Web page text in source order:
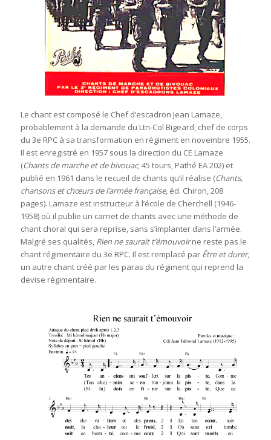
Le chant est composé le Chef d’escadron Jean Lamaze,
probablement à la demande du Ltn-Col Bigeard, chef de corps
du 3e RPC à sa transformation en régiment en novembre 1955.
Il est enregistré en 1957 sous la direction du CE Lamaze
(Chants de marche et de bivouac, 45 tours, Pathé EA 202) et
publié en 1961 dans le recueil de chants qu’il réalise (Chants,
chansons et chœurs de l’armée française, éd. Chiron, 208
pages). Lamaze est instructeur à l’école de Cherchell (1946-
1958) où il publie un carnet de chants avec une méthode de
chant choral qui sera reprise, sans s’implanter dans l’armée.
Malgré ses qualités, Rien ne saurait t’émouvoirne reste pas le
chant régimentaire du 3e RPC. Il est remplacé par Être et durer,
un autre chant créé par les paras du régiment qui reprend la
devise régimentaire.